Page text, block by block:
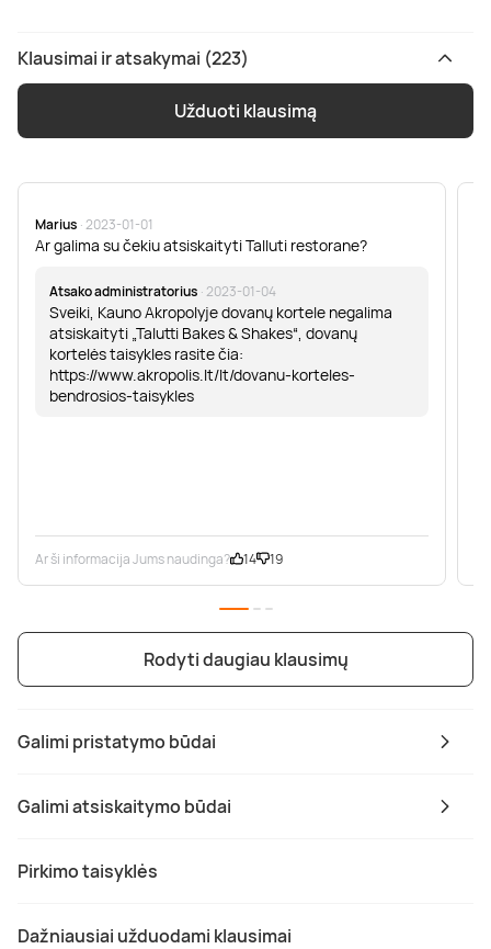
Galimi pristatymo būdai
Galimi atsiskaitymo būdai
Pirkimo taisyklės
Dažniausiai užduodami klausimai
Klausimai ir atsakymai (223)
Užduoti klausimą
Marius · 2023-01-01
Ar galima su čekiu atsiskaityti Talluti restorane?
Atsako administratorius · 2023-01-04
Sveiki, Kauno Akropolyje dovanų kortele negalima
atsiskaityti „Talutti Bakes & Shakes“, dovanų
kortelės taisykles rasite čia:
https://www.akropolis.lt/lt/dovanu-korteles-
bendrosios-taisykles
Ar ši informacija Jums naudinga? 14 19
Rodyti daugiau klausimų